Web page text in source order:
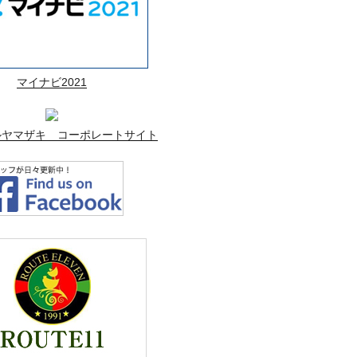
マイナビ2021
ヤマザキ コーポレートサイト